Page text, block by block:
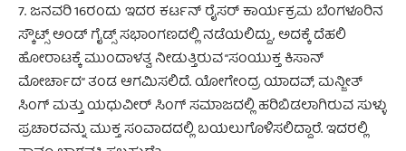
7. ಜನವರಿ 16ರಂದು ಇದರ ಕರ್ಟನ್ ರೈಸರ್ ಕಾರ್ಯಕ್ರಮ ಬೆಂಗಳೂರಿನ
ಸ್ಕೌಟ್ಸ್ ಅಂಡ್ ಗೈಡ್ಸ್ ಸಭಾಂಗಣದಲ್ಲಿ ನಡೆಯಲಿದ್ದು, ಅದಕ್ಕೆ ದೆಹಲಿ
ಹೋರಾಟಕ್ಕೆ ಮುಂದಾಳತ್ವ ನೀಡುತ್ತಿರುವ “ಸಂಯುಕ್ತ ಕಿಸಾನ್
ಮೋರ್ಚಾದ” ತಂಡ ಆಗಮಿಸಲಿದೆ. ಯೋಗೇಂದ್ರ ಯಾದವ್, ಮನ್ಜೀತ್
ಸಿಂಗ್ ಮತ್ತು ಯಧುವೀರ್ ಸಿಂಗ್ ಸಮಾಜದಲ್ಲಿ ಹರಿಬಿಡಲಾಗಿರುವ ಸುಳ್ಳು
ಪ್ರಚಾರವನ್ನು ಮುಕ್ತ ಸಂವಾದದಲ್ಲಿ ಬಯಲುಗೊಳಿಸಲಿದ್ದಾರೆ. ಇದರಲ್ಲಿ